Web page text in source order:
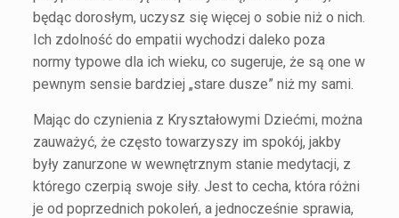
będąc dorosłym, uczysz się więcej o sobie niż o nich.
Ich zdolność do empatii wychodzi daleko poza
normy typowe dla ich wieku, co sugeruje, że są one w
pewnym sensie bardziej „stare dusze” niż my sami.
Mając do czynienia z Kryształowymi Dziećmi, można
zauważyć, że często towarzyszy im spokój, jakby
były zanurzone w wewnętrznym stanie medytacji, z
którego czerpią swoje siły. Jest to cecha, która różni
je od poprzednich pokoleń, a jednocześnie sprawia,